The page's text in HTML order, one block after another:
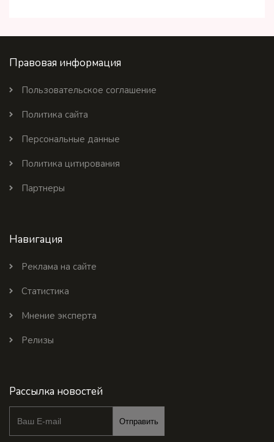
Правовая информация
Пользовательское соглашение
Политика сайта
Персональные данные
Политика цитирования
Партнеры
Навигация
Реклама на сайте
Статистика
Мнение эксперта
Релизы
Рассылка новостей
Отправить